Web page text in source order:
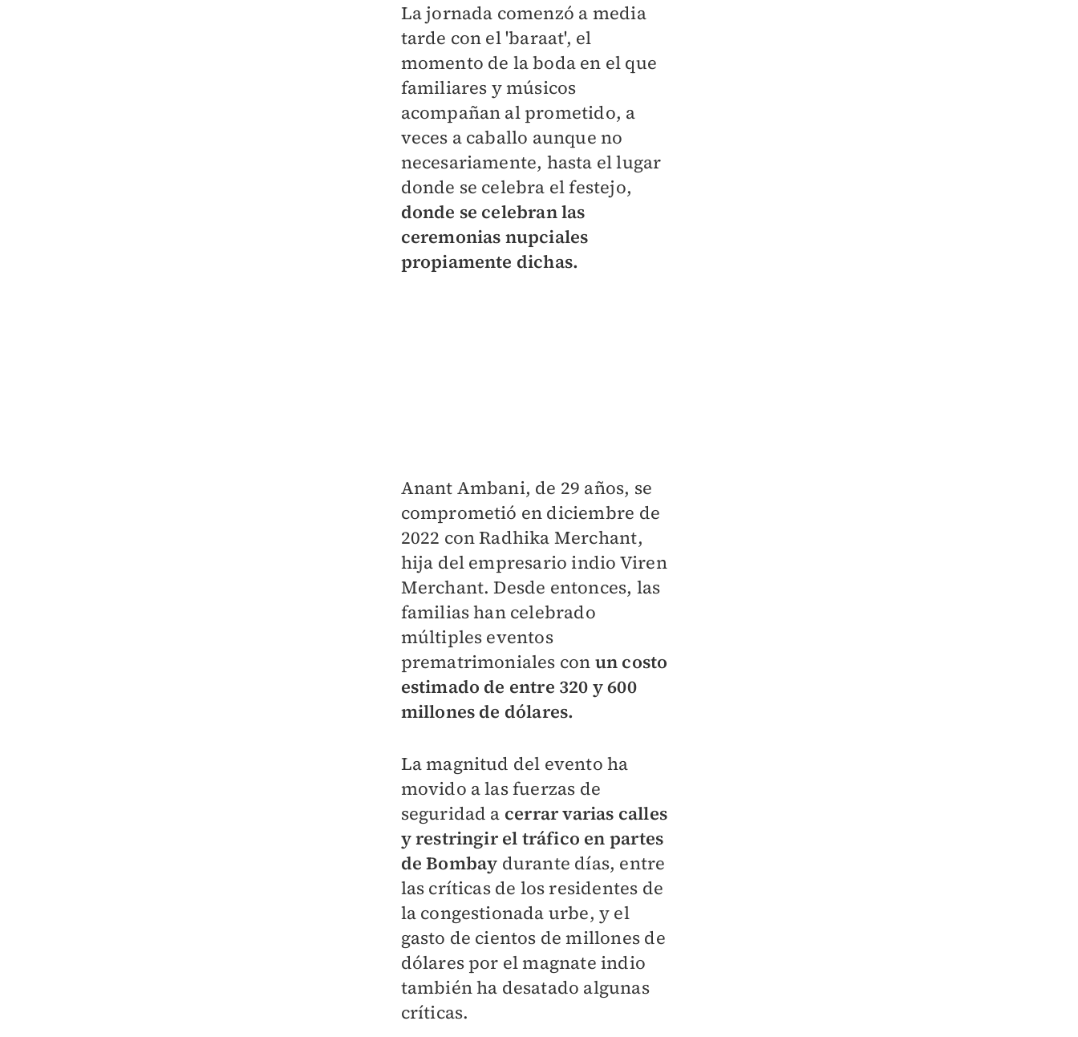
La jornada comenzó a media
tarde con el 'baraat', el
momento de la boda en el que
familiares y músicos
acompañan al prometido, a
veces a caballo aunque no
necesariamente, hasta el lugar
donde se celebra el festejo,
donde se celebran las
ceremonias nupciales
propiamente dichas.
Anant Ambani, de 29 años, se
comprometió en diciembre de
2022 con Radhika Merchant,
hija del empresario indio Viren
Merchant. Desde entonces, las
familias han celebrado
múltiples eventos
prematrimoniales con un costo
estimado de entre 320 y 600
millones de dólares.
La magnitud del evento ha
movido a las fuerzas de
seguridad a cerrar varias calles
y restringir el tráfico en partes
de Bombay durante días, entre
las críticas de los residentes de
la congestionada urbe, y el
gasto de cientos de millones de
dólares por el magnate indio
también ha desatado algunas
críticas.